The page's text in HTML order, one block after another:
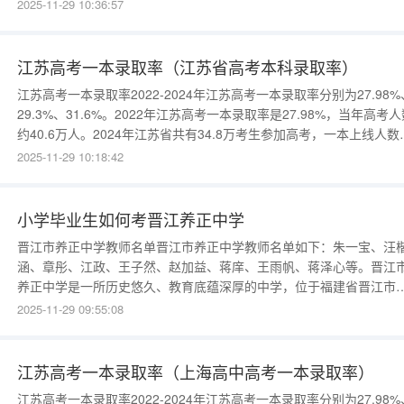
2025-11-29 10:36:57
江苏高考一本录取率（江苏省高考本科录取率）
江苏高考一本录取率2022-2024年江苏高考一本录取率分别为27.98%、
29.3%、31.6%。2022年江苏高考一本录取率是27.98%，当年高考
约40.6万人。2024年江苏省共有34.8万考生参加高考，一本上线人数
为10.9万人，一本率达到31.6%，相较于2023年的29.3%有所上升。江
2025-11-29 10:18:42
小学毕业生如何考晋江养正中学
晋江市养正中学教师名单晋江市养正中学教师名单如下：朱一宝、汪
涵、章彤、江政、王子然、赵加益、蒋庠、王雨帆、蒋泽心等。晋江
养正中学是一所历史悠久、教育底蕴深厚的中学，位于福建省晋江市
学校创建于1938年，至今已有八十多年的历史。学校占地面积约100
2025-11-29 09:55:08
江苏高考一本录取率（上海高中高考一本录取率）
江苏高考一本录取率2022-2024年江苏高考一本录取率分别为27.98%、